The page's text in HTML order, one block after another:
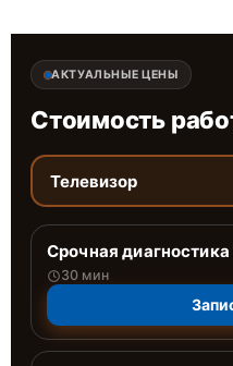
АКТУАЛЬНЫЕ ЦЕНЫ
Стоимость
Телевизор
Срочная диагностика
30 мин